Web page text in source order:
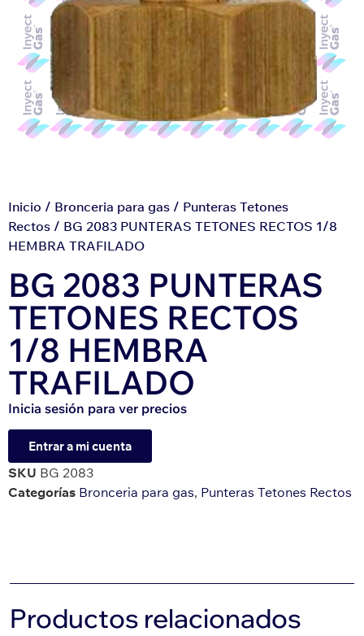
Inicio / Bronceria para gas / Punteras Tetones
Rectos / BG 2083 PUNTERAS TETONES RECTOS 1/8
HEMBRA TRAFILADO
BG 2083 PUNTERAS
TETONES RECTOS
1/8 HEMBRA
TRAFILADO
Inicia sesión para ver precios
Entrar a mi cuenta
SKU BG 2083
Categorías Bronceria para gas, Punteras Tetones Rectos
Productos relacionados